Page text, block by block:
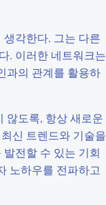
각한다. 그는 다른
. 이러한 네트워크는
과의 관계를 활용하
않도록, 항상 새로운
신 트렌드와 기술을
전할 수 있는 기회
노하우를 전파하고